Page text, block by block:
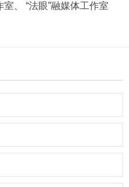
、 “法眼”融媒体工作室